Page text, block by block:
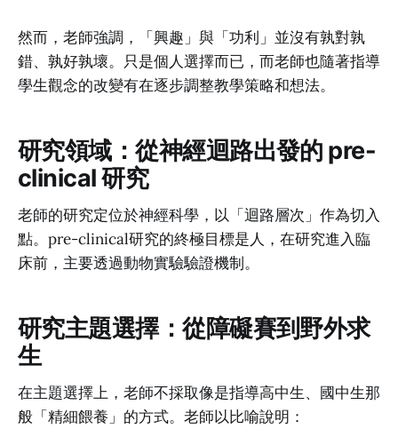
然而，老師強調，「興趣」與「功利」並沒有孰對孰
錯、孰好孰壞。只是個人選擇而已，而老師也隨著指導
學生觀念的改變有在逐步調整教學策略和想法。
研究領域：從神經迴路出發的 pre-
clinical 研究
老師的研究定位於神經科學，以「迴路層次」作為切入
點。pre-clinical研究的終極目標是人，在研究進入臨
床前，主要透過動物實驗驗證機制。
研究主題選擇：從障礙賽到野外求
生
在主題選擇上，老師不採取像是指導高中生、國中生那
般「精細餵養」的方式。老師以比喻說明：